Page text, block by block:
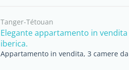
Tanger-Tétouan
Elegante appartamento in
iberica.
Appartamento in vendita, 3 camere